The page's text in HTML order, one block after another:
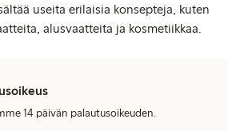
useita erilaisia konsepteja, kuten
alusvaatteita ja kosmetiikkaa.
14 päivän palautusoikeuden.